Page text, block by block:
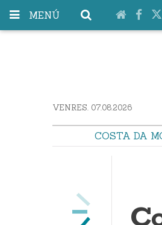
MENÚ
VENRES. 07.08.2026
COSTA DA